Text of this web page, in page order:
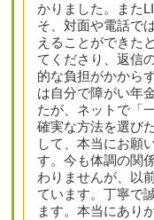
かりました。また
そ、対面や電話で
えることができた
てくださり、返信
的な負担がかから
は自分で障がい年
たが、ネットで「
確実な方法を選び
して、本当にお願
す。今も体調の関
わりませんが、以
ています。丁寧で
ます。本当にあり